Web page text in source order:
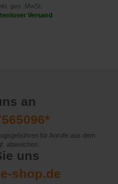
ges. MwSt.
Versand
an
für Anrufe aus dem
abweichen.
uns
shop.de